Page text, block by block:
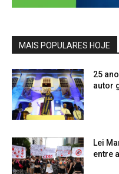
MAIS POPULARES HOJE
25
autor
Lei
entre